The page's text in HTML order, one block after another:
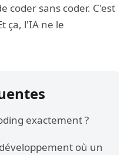
coder sans coder. C'est
ça, l'IA ne le
exactement ?
où un